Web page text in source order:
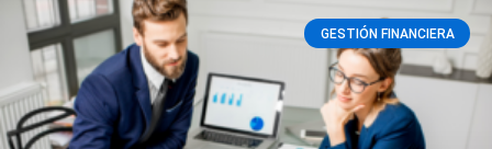
GESTIÓN FINANCIERA